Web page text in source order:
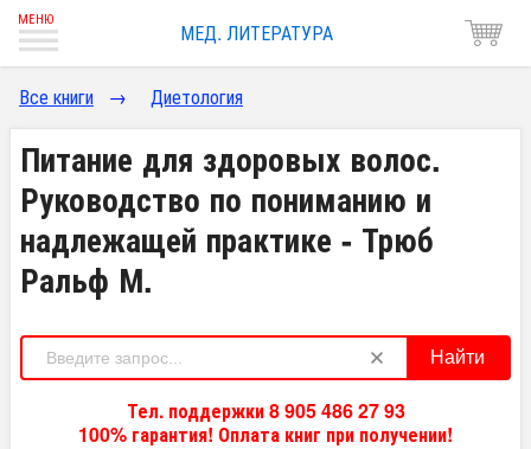
МЕД. ЛИТЕРАТУРА
Все книги → Диетология
Питание для здоровых волос.
Руководство по пониманию и
надлежащей практике - Трюб
Ральф М.
Найти
Тел. поддержки 8 905 486 27 93
100% гарантия! Оплата книг при получении!